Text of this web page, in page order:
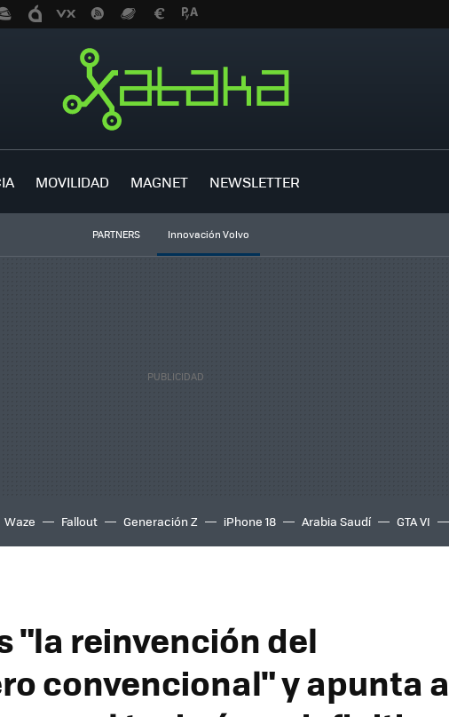
MOVILIDAD MAGNET NEWSLETTER
PARTNERS Innovación Volvo
Waze Fallout Generación Z iPhone 18 Arabia Saudí GTA VI
"la reinvención del
convencional" y apunta a